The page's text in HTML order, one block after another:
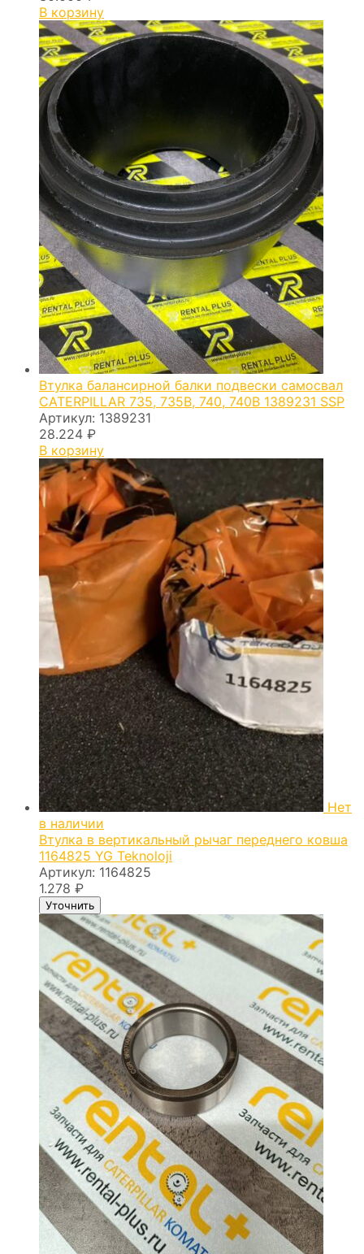
В корзину
Втулка балансирной балки подвески самосвал
CATERPILLAR 735, 735B, 740, 740B 1389231 SSP
Артикул: 1389231
28.224 ₽
В корзину
Нет
в наличии
Втулка в вертикальный рычаг переднего ковша
1164825 YG Teknoloji
Артикул: 1164825
1.278 ₽
Уточнить